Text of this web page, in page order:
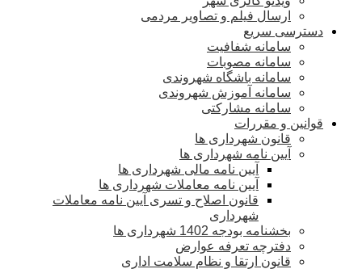
ارسال فیلم و تصاویر مردمی
دسترسی سریع
سامانه شفافیت
سامانه مصوبات
سامانه باشگاه شهروندی
سامانه آموزش شهروندی
سامانه مشارکتی
قوانین و مقررات
قانون شهرداری ها
آیین نامه شهرداری ها
آیین نامه مالی شهرداری ها
آیین نامه معاملات شهرداری ها
قانون اصلاح و تسری آیین نامه معاملات
شهرداری
بخشنامه بودجه 1402 شهرداری ها
دفترچه تعرفه عوارض
قانون ارتقا و نظام سلامت اداری